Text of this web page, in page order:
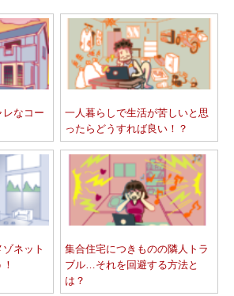
レなコー
一人暮らしで生活が苦しいと思
ったらどうすれば良い！？
ネット
集合住宅につきものの隣人トラ
ブル…それを回避する方法と
は？